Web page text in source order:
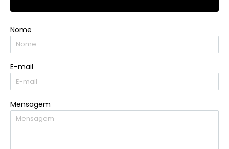
Nome
E-mail
Mensagem